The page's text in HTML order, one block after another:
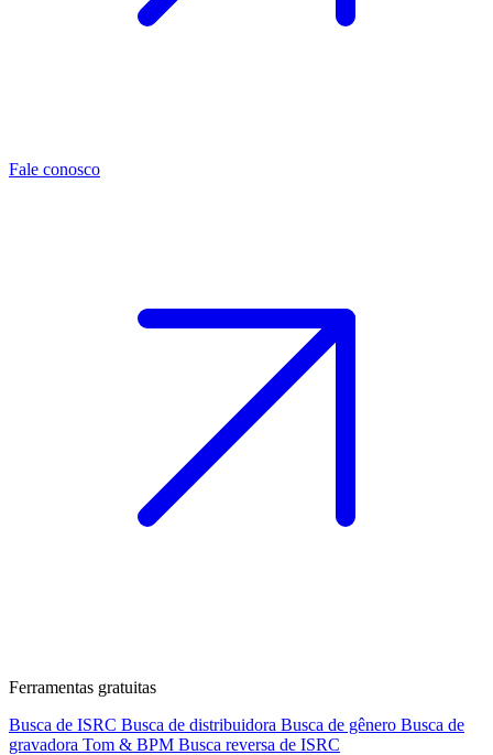
Fale conosco
Ferramentas gratuitas
Busca de ISRC Busca de distribuidora Busca de gênero Busca de
gravadora Tom & BPM Busca reversa de ISRC